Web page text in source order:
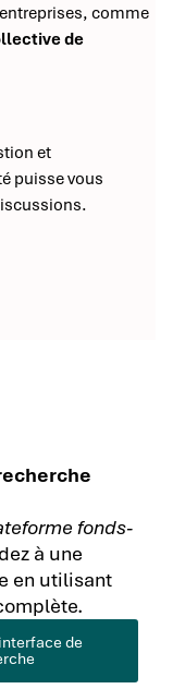
comme
de
et
puisse vous
fonds-
à une
en utilisant
de